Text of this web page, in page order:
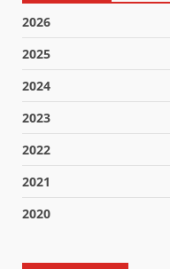
2026
2025
2024
2023
2022
2021
2020